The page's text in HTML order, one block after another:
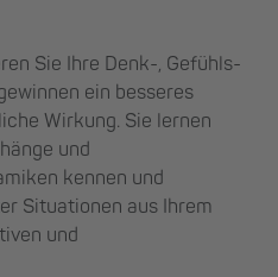
Sie Ihre Denk-, Gefühls-
ein besseres
Wirkung. Sie lernen
und
kennen und
Situationen aus Ihrem
und